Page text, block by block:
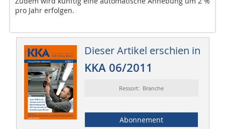
pro Jahr erfolgen.
Dieser Artikel erschien in
KKA 06/2011
Ressort: Branche
Abonnement